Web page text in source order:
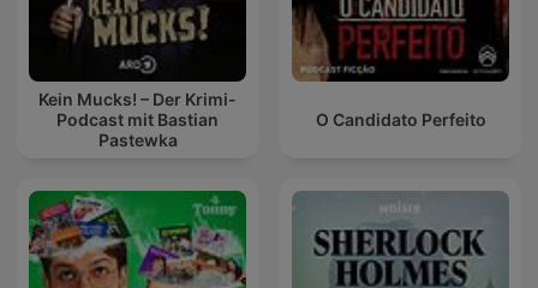
Kein Mucks! – Der Krimi-
Podcast mit Bastian
Pastewka
O Candidato Perfeito